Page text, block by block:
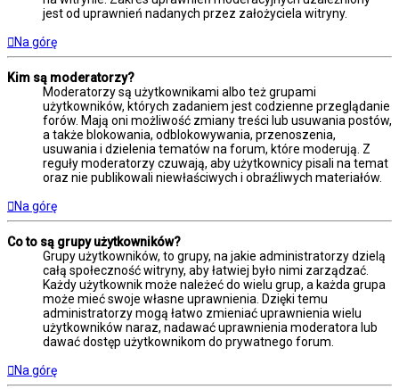
jest od uprawnień nadanych przez założyciela witryny.
Na górę
Kim są moderatorzy?
Moderatorzy są użytkownikami albo też grupami
użytkowników, których zadaniem jest codzienne przeglądanie
forów. Mają oni możliwość zmiany treści lub usuwania postów,
a także blokowania, odblokowywania, przenoszenia,
usuwania i dzielenia tematów na forum, które moderują. Z
reguły moderatorzy czuwają, aby użytkownicy pisali na temat
oraz nie publikowali niewłaściwych i obraźliwych materiałów.
Na górę
Co to są grupy użytkowników?
Grupy użytkowników, to grupy, na jakie administratorzy dzielą
całą społeczność witryny, aby łatwiej było nimi zarządzać.
Każdy użytkownik może należeć do wielu grup, a każda grupa
może mieć swoje własne uprawnienia. Dzięki temu
administratorzy mogą łatwo zmieniać uprawnienia wielu
użytkowników naraz, nadawać uprawnienia moderatora lub
dawać dostęp użytkownikom do prywatnego forum.
Na górę